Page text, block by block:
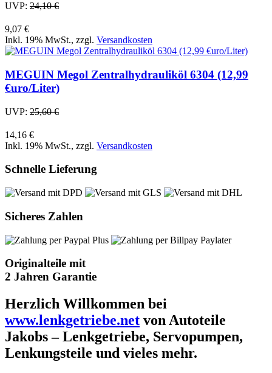
UVP: 24,10 €
9,07 €
Inkl. 19% MwSt., zzgl. Versandkosten
MEGUIN Megol Zentralhydrauliköl 6304 (12,99
€uro/Liter)
UVP: 25,60 €
14,16 €
Inkl. 19% MwSt., zzgl. Versandkosten
Schnelle Lieferung
Sicheres Zahlen
Originalteile mit
2 Jahren Garantie
Herzlich Willkommen bei
www.lenkgetriebe.net von Autoteile
Jakobs – Lenkgetriebe, Servopumpen,
Lenkungsteile und vieles mehr.